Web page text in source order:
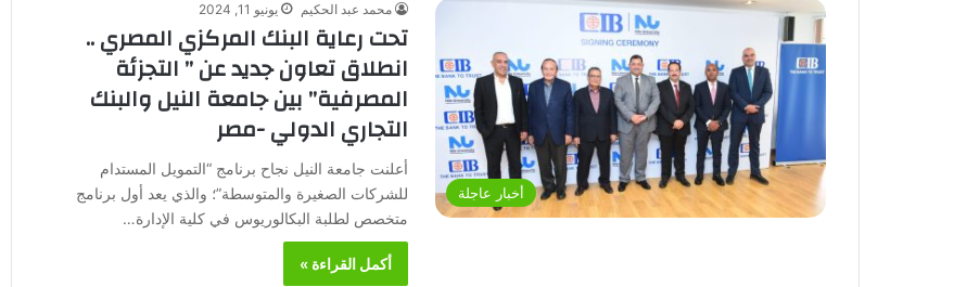
أخبار عاجلة
محمد عبد الحكيم يونيو 11, 2024
تحت رعاية البنك المركزي المصري ..
انطلاق تعاون جديد عن ” التجزئة
المصرفية” بين جامعة النيل والبنك
التجاري الدولي -مصر
أعلنت جامعة النيل نجاح برنامج “التمويل المستدام
للشركات الصغيرة والمتوسطة”؛ والذي يعد أول برنامج
متخصص لطلبة البكالوريوس في كلية الإدارة…
أكمل القراءة »